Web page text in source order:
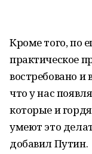
Кроме того, по
практическое
востребовано и
что у нас
которые и
умеют это
добавил Путин.